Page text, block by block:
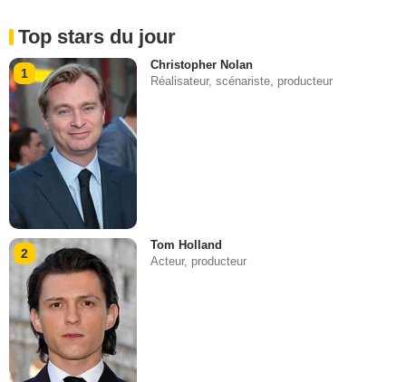
Top stars du jour
1
Christopher Nolan
Réalisateur, scénariste, producteur
2
Tom Holland
Acteur, producteur